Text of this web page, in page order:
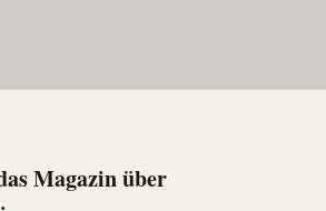
Magazin über